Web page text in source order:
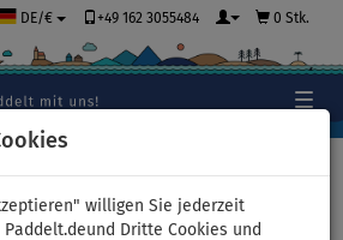
willigen Sie jederzeit
Dritte Cookies und
DE/€ +49 162 3055484 0 Stk.